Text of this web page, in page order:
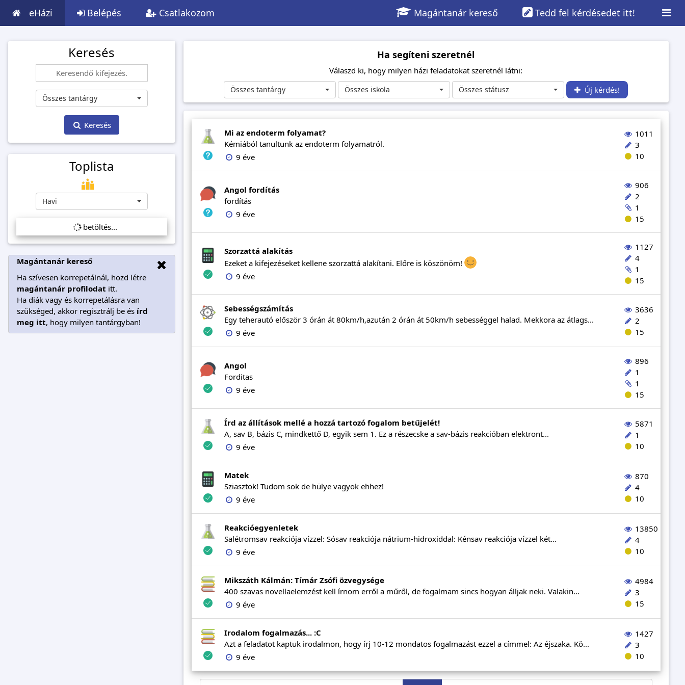
eHázi Belépés Csatlakozom Tedd fel kérdésedet itt!
Magántanár kereső
Keresés
Összes tantárgy
Keresés
Toplista
Havi
betöltés...
Magántanár kereső
Ha szívesen korrepetálnál, hozd létre
magántanár profilodat itt.
Ha diák vagy és korrepetálásra van
szükséged, akkor regisztrálj be és írd
meg itt, hogy milyen tantárgyban!
Ha segíteni szeretnél
Válaszd ki, hogy milyen házi feladatokat szeretnél látni:
Összes tantárgy Összes iskola Összes státusz Új kérdés!
Mi az endoterm folyamat?
Kémiából tanultunk az endoterm folyamatról.
9 éve
1011
3
10
Angol fordítás
fordítás
9 éve
906
2
1
15
Szorzattá alakítás
Ezeket a kifejezéseket kellene szorzattá alakítani. Előre is köszönöm!
9 éve
1127
4
1
15
Sebességszámítás
Egy teherautó először 3 órán át 80km/h,azután 2 órán át 50km/h sebességgel halad. Mekkora az átlags...
9 éve
3636
2
15
Angol
Forditas
9 éve
896
1
1
15
Írd az állítások mellé a hozzá tartozó fogalom betűjelét!
A, sav B, bázis C, mindkettő D, egyik sem 1. Ez a részecske a sav-bázis reakcióban elektront...
9 éve
5871
1
10
Matek
Sziasztok! Tudom sok de hülye vagyok ehhez!
9 éve
870
4
10
Reakcióegyenletek
Salétromsav reakciója vízzel: Sósav reakciója nátrium-hidroxiddal: Kénsav reakciója vízzel két...
9 éve
13850
4
10
Mikszáth Kálmán: Tímár Zsófi özvegysége
400 szavas novellaelemzést kell írnom erről a műről, de fogalmam sincs hogyan álljak neki. Valakin...
9 éve
4984
3
15
Irodalom fogalmazás... :C
Azt a feladatot kaptuk irodalmon, hogy írj 10-12 mondatos fogalmazást ezzel a címmel: Az éjszaka. Kö...
9 éve
1427
3
10